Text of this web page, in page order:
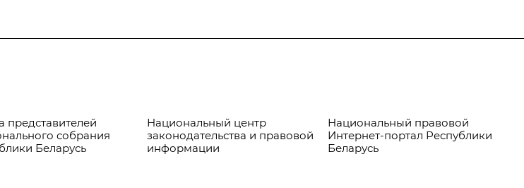
представителей
собрания
Беларусь
Национальный центр
законодательства и правовой
информации
Национальный правовой
Интернет-портал Республики
Беларусь